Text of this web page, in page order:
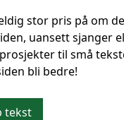
stor pris på om
uansett sjanger
til små
bli bedre!
tekst